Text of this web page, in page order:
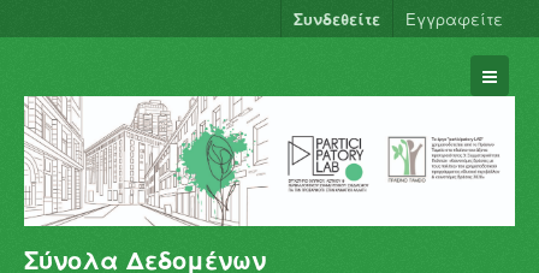
Συνδεθείτε Εγγραφείτε
Σύνολα Δεδομένων
Σύνολα Δεδομένων